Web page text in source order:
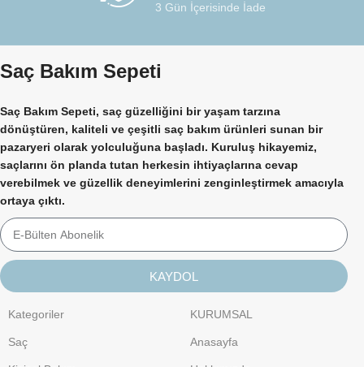
3 Gün İçerisinde İade
Saç Bakım Sepeti
Saç Bakım Sepeti, saç güzelliğini bir yaşam tarzına
dönüştüren, kaliteli ve çeşitli saç bakım ürünleri sunan bir
pazaryeri olarak yolculuğuna başladı. Kuruluş hikayemiz,
saçlarını ön planda tutan herkesin ihtiyaçlarına cevap
verebilmek ve güzellik deneyimlerini zenginleştirmek amacıyla
ortaya çıktı.
KAYDOL
Kategoriler
Saç
KURUMSAL
Anasayfa